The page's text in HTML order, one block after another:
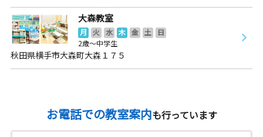
大森教室
月 火 水 木 金 土
日
2歳～中学生
秋田県横手市大森町大森１７５
お電話での教室案内も行っています